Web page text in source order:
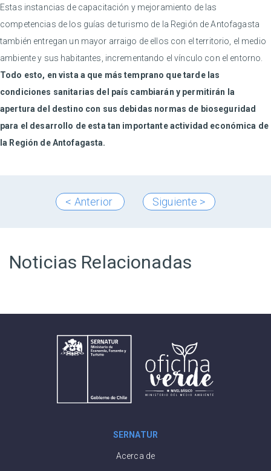
Estas instancias de capacitación y mejoramiento de las
competencias de los guías de turismo de la Región de Antofagasta
también entregan un mayor arraigo de ellos con el territorio, el medio
ambiente y sus habitantes, incrementando el vínculo con el entorno.
Todo esto, en vista a que más temprano que tarde las
condiciones sanitarias del país cambiarán y permitirán la
apertura del destino con sus debidas normas de bioseguridad
para el desarrollo de esta tan importante actividad económica de
la Región de Antofagasta.
< Anterior Siguiente >
Noticias Relacionadas
SERNATUR
Acerca de